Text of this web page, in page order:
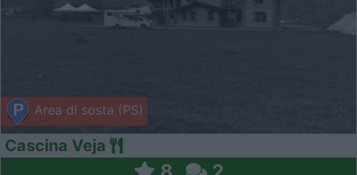
Area di sosta (PS)
Cascina Veja